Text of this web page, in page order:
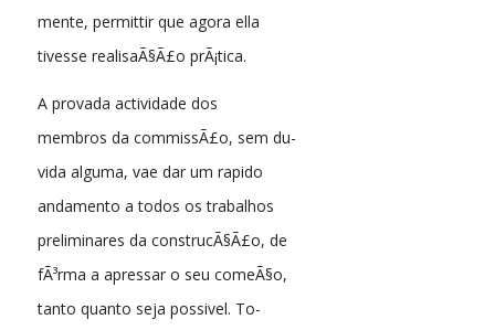
mente, permittir que agora ella
tivesse realisaÃ§Ã£o prÃ¡tica.
A provada actividade dos
membros da commissÃ£o, sem du-
vida alguma, vae dar um rapido
andamento a todos os trabalhos
preliminares da construcÃ§Ã£o, de
fÃ³rma a apressar o seu comeÃ§o,
tanto quanto seja possivel. To-